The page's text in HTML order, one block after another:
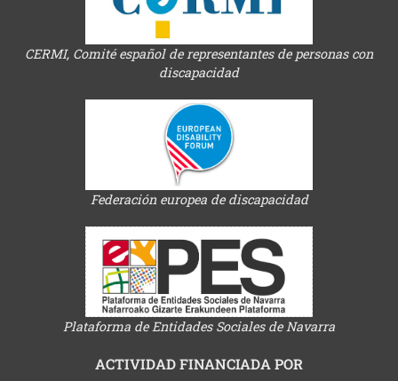
CERMI, Comité español de representantes de personas con
discapacidad
Federación europea de discapacidad
Plataforma de Entidades Sociales de Navarra
ACTIVIDAD FINANCIADA POR